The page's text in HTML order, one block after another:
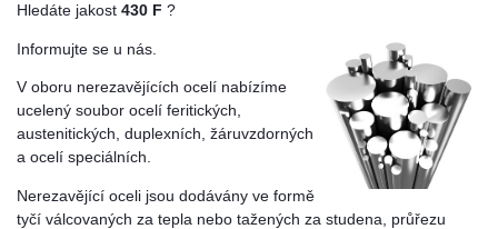
Hledáte jakost 430 F ?
Informujte se u nás.
V oboru nerezavějících ocelí nabízíme
ucelený soubor ocelí feritických,
austenitických, duplexních, žáruvzdorných
a ocelí speciálních.
Nerezavějící oceli jsou dodávány ve formě
tyčí válcovaných za tepla nebo tažených za studena, průřezu